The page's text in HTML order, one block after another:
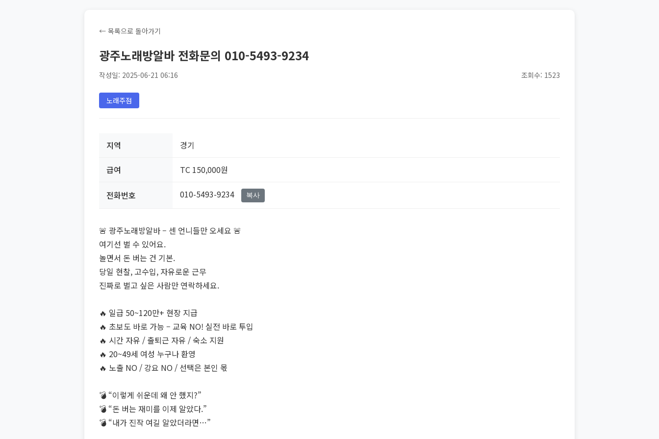
← 목록으로 돌아가기
광주노래방알바 전화문의 010-5493-9234
작성일: 2025-06-21 06:16 조회수: 1523
노래주점
지역 경기
급여 TC 150,000원
전화번호 010-5493-9234 복사
🚨 광주노래방알바 – 센 언니들만 오세요 🚨
여기선 벌 수 있어요.
놀면서 돈 버는 건 기본.
당일 현찰, 고수입, 자유로운 근무
진짜로 벌고 싶은 사람만 연락하세요.
🔥 일급 50~120만+ 현장 지급
🔥 초보도 바로 가능 – 교육 NO! 실전 바로 투입
🔥 시간 자유 / 출퇴근 자유 / 숙소 지원
🔥 20~49세 여성 누구나 환영
🔥 노출 NO / 강요 NO / 선택은 본인 몫
💣 “이렇게 쉬운데 왜 안 했지?”
💣 “돈 버는 재미를 이제 알았다.”
💣 “내가 진작 여길 알았더라면…”